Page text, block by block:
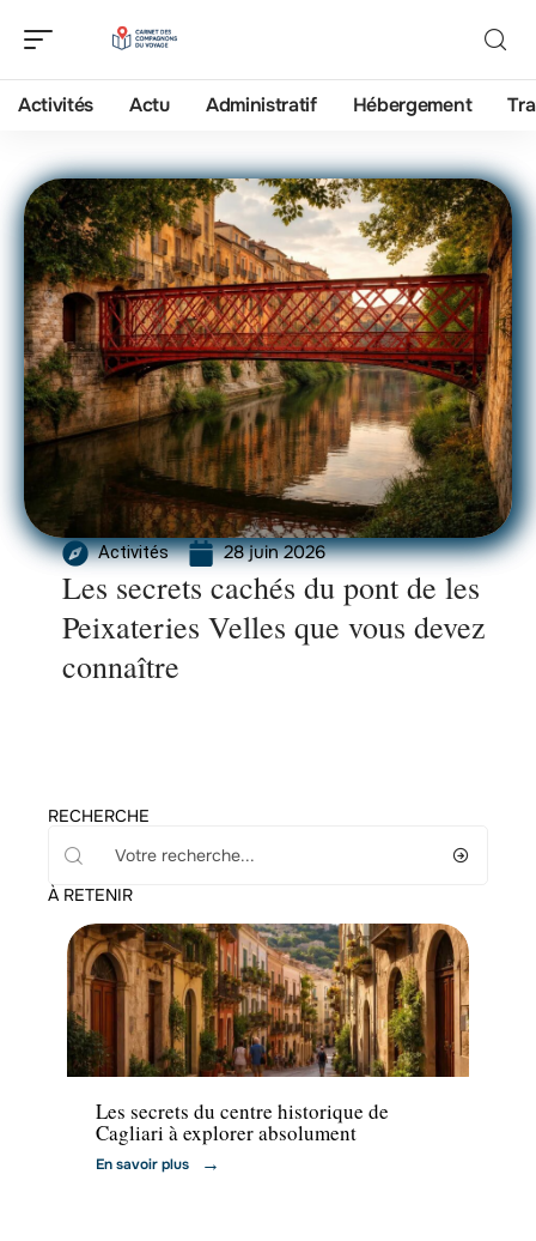
Activités Actu Administratif Hébergement
Activités 28 juin 2026
Les secrets cachés du pont de les
Peixateries Velles que vous devez
connaître
RECHERCHE
À RETENIR
Activités
Les secrets du centre historique de
Cagliari à explorer absolument
En savoir plus